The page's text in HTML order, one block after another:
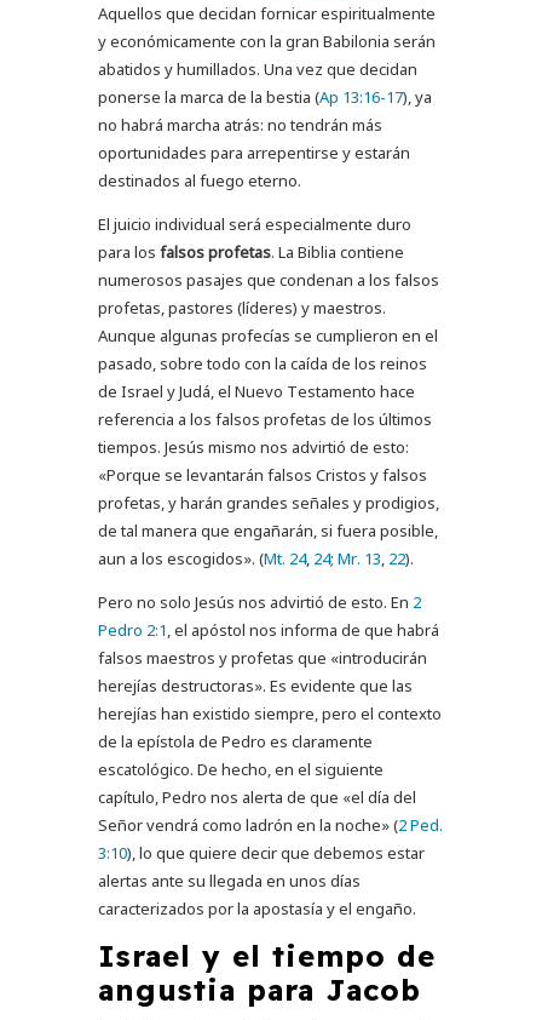
Aquellos que decidan fornicar espiritualmente
y económicamente con la gran Babilonia serán
abatidos y humillados. Una vez que decidan
ponerse la marca de la bestia (Ap 13:16-17), ya
no habrá marcha atrás: no tendrán más
oportunidades para arrepentirse y estarán
destinados al fuego eterno.
El juicio individual será especialmente duro
para los falsos profetas. La Biblia contiene
numerosos pasajes que condenan a los falsos
profetas, pastores (líderes) y maestros.
Aunque algunas profecías se cumplieron en el
pasado, sobre todo con la caída de los reinos
de Israel y Judá, el Nuevo Testamento hace
referencia a los falsos profetas de los últimos
tiempos. Jesús mismo nos advirtió de esto:
«Porque se levantarán falsos Cristos y falsos
profetas, y harán grandes señales y prodigios,
de tal manera que engañarán, si fuera posible,
aun a los escogidos». (Mt. 24, 24; Mr. 13, 22).
Pero no solo Jesús nos advirtió de esto. En 2
Pedro 2:1, el apóstol nos informa de que habrá
falsos maestros y profetas que «introducirán
herejías destructoras». Es evidente que las
herejías han existido siempre, pero el contexto
de la epístola de Pedro es claramente
escatológico. De hecho, en el siguiente
capítulo, Pedro nos alerta de que «el día del
Señor vendrá como ladrón en la noche» (2 Ped.
3:10), lo que quiere decir que debemos estar
alertas ante su llegada en unos días
caracterizados por la apostasía y el engaño.
Israel y el tiempo de
angustia para Jacob